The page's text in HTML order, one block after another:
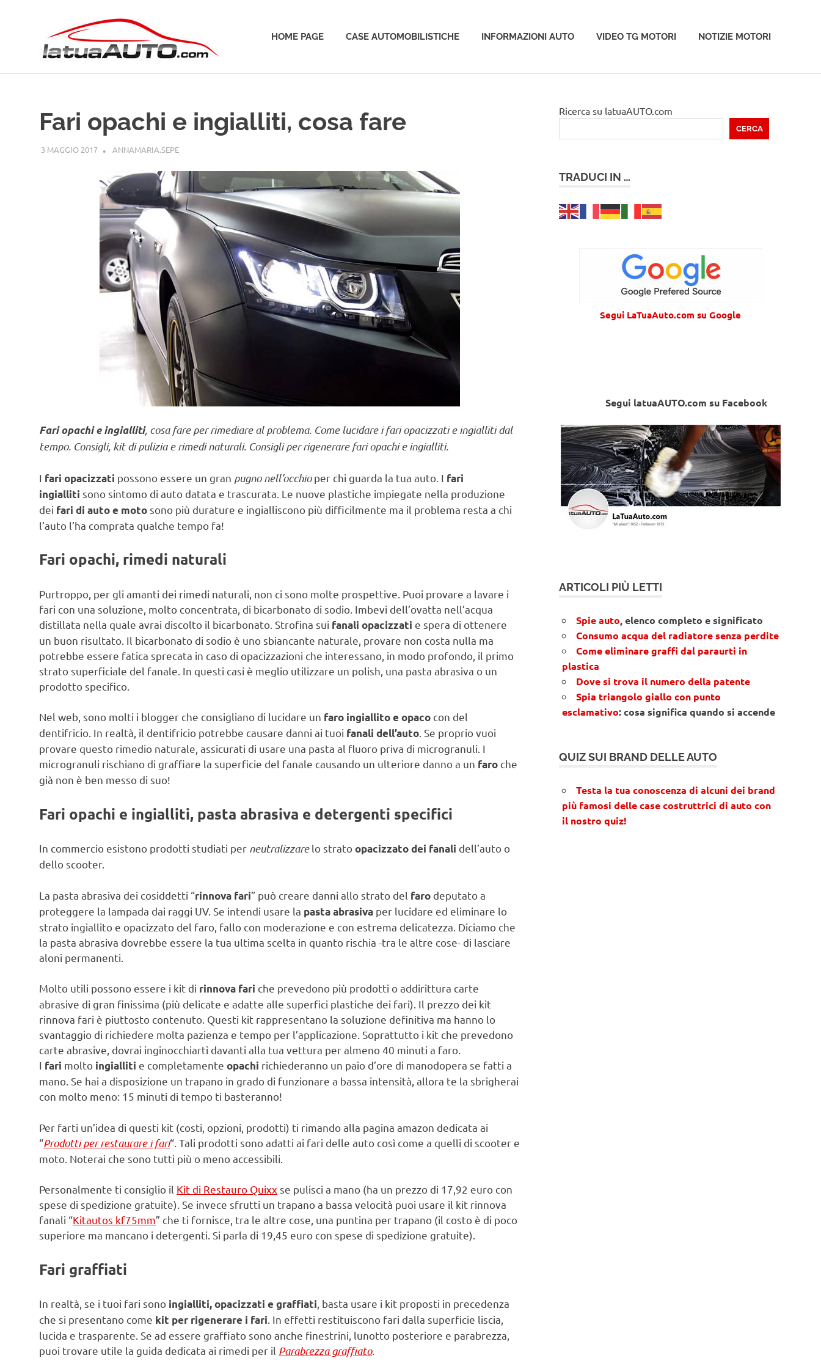
HOME PAGE CASE AUTOMOBILISTICHE INFORMAZIONI AUTO VIDEO TG MOTORI NOTIZIE MOTORI
Fari opachi e ingialliti, cosa fare
3 MAGGIO 2017 ANNAMARIA.SEPEGUIDE
Fari opachi e ingialliti, cosa fare per rimediare al problema. Come lucidare i fari opacizzati e ingialliti dal
tempo. Consigli, kit di pulizia e rimedi naturali. Consigli per rigenerare fari opachi e ingialliti.
I fari opacizzati possono essere un gran pugno nell’occhioper chi guarda la tua auto. I fari
ingialliti sono sintomo di auto datata e trascurata. Le nuove plastiche impiegate nella produzione
dei fari di auto e moto sono più durature e ingialliscono più difficilmente ma il problema resta a chi
l’auto l’ha comprata qualche tempo fa!
Fari opachi, rimedi naturali
Purtroppo, per gli amanti dei rimedi naturali, non ci sono molte prospettive. Puoi provare a lavare i
fari con una soluzione, molto concentrata, di bicarbonato di sodio. Imbevi dell’ovatta nell’acqua
distillata nella quale avrai discolto il bicarbonato. Strofina sui fanali opacizzati e spera di ottenere
un buon risultato. Il bicarbonato di sodio è uno sbiancante naturale, provare non costa nulla ma
potrebbe essere fatica sprecata in caso di opacizzazioni che interessano, in modo profondo, il primo
strato superficiale del fanale. In questi casi è meglio utilizzare un polish, una pasta abrasiva o un
prodotto specifico.
Nel web, sono molti i blogger che consigliano di lucidare un faro ingiallito e opaco con del
dentifricio. In realtà, il dentifricio potrebbe causare danni ai tuoi fanali dell’auto. Se proprio vuoi
provare questo rimedio naturale, assicurati di usare una pasta al fluoro priva di microgranuli. I
microgranuli rischiano di graffiare la superficie del fanale causando un ulteriore danno a un faro che
già non è ben messo di suo!
Fari opachi e ingialliti, pasta abrasiva e detergenti specifici
In commercio esistono prodotti studiati per neutralizzarelo stratoopacizzato dei fanali dell’auto o
dello scooter.
La pasta abrasiva dei cosiddetti “rinnova fari” può creare danni allo strato del faro deputato a
proteggere la lampada dai raggi UV. Se intendi usare la pasta abrasiva per lucidare ed eliminare lo
strato ingiallito e opacizzato del faro, fallo con moderazione e con estrema delicatezza. Diciamo che
la pasta abrasiva dovrebbe essere la tua ultima scelta in quanto rischia -tra le altre cose- di lasciare
aloni permanenti.
Molto utili possono essere i kit di rinnova fari che prevedono più prodotti o addirittura carte
abrasive di gran finissima (più delicate e adatte alle superfici plastiche dei fari). Il prezzo dei kit
rinnova fari è piuttosto contenuto. Questi kit rappresentano la soluzione definitiva ma hanno lo
svantaggio di richiedere molta pazienza e tempo per l’applicazione. Soprattutto i kit che prevedono
carte abrasive, dovrai inginocchiarti davanti alla tua vettura per almeno 40 minuti a faro.
I fari molto ingialliti e completamente opachi richiederanno un paio d’ore di manodopera se fatti a
mano. Se hai a disposizione un trapano in grado di funzionare a bassa intensità, allora te la sbrigherai
con molto meno: 15 minuti di tempo ti basteranno!
Per farti un’idea di questi kit (costi, opzioni, prodotti) ti rimando alla pagina amazon dedicata ai
“Prodotti per restaurare i fari“. Tali prodotti sono adatti ai fari delle auto così come a quelli di scooter e
moto. Noterai che sono tutti più o meno accessibili.
Personalmente ti consiglio il Kit di Restauro Quixx se pulisci a mano (ha un prezzo di 17,92 euro con
spese di spedizione gratuite). Se invece sfrutti un trapano a bassa velocità puoi usare il kit rinnova
fanali “Kitautos kf75mm” che ti fornisce, tra le altre cose, una puntina per trapano (il costo è di poco
superiore ma mancano i detergenti. Si parla di 19,45 euro con spese di spedizione gratuite).
Fari graffiati
In realtà, se i tuoi fari sono ingialliti, opacizzati e graffiati, basta usare i kit proposti in precedenza
che si presentano come kit per rigenerare i fari. In effetti restituiscono fari dalla superficie liscia,
lucida e trasparente. Se ad essere graffiato sono anche finestrini, lunotto posteriore e parabrezza,
puoi trovare utile la guida dedicata ai rimedi per il Parabrezza graffiato.
Ricerca su latuaAUTO.com
CERCA
TRADUCI IN …
Segui LaTuaAuto.com su Google
Segui latuaAUTO.com su Facebook
ARTICOLI PIÙ LETTI
Spie auto, elenco completo e significato
Consumo acqua del radiatore senza perdite
Come eliminare graffi dal paraurti in
plastica
Dove si trova il numero della patente
Spia triangolo giallo con punto
esclamativo: cosa significa quando si accende
QUIZ SUI BRAND DELLE AUTO
Testa la tua conoscenza di alcuni dei brand
più famosi delle case costruttrici di auto con
il nostro quiz!